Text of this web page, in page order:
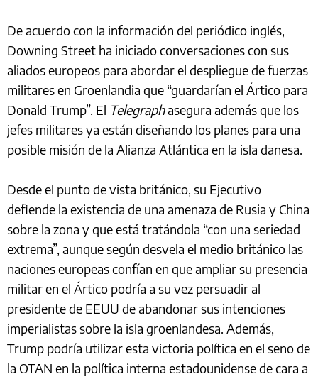
De acuerdo con la información del periódico inglés,
Downing Street ha iniciado conversaciones con sus
aliados europeos para abordar el despliegue de fuerzas
militares en Groenlandia que “guardarían el Ártico para
Donald Trump”. El Telegraphasegura además que los
jefes militares ya están diseñando los planes para una
posible misión de la Alianza Atlántica en la isla danesa.
Desde el punto de vista británico, su Ejecutivo
defiende la existencia de una amenaza de Rusia y China
sobre la zona y que está tratándola “con una seriedad
extrema”, aunque según desvela el medio británico las
naciones europeas confían en que ampliar su presencia
militar en el Ártico podría a su vez persuadir al
presidente de EEUU de abandonar sus intenciones
imperialistas sobre la isla groenlandesa. Además,
Trump podría utilizar esta victoria política en el seno de
la OTAN en la política interna estadounidense de cara a